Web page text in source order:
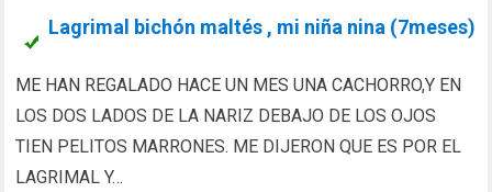
Lagrimal bichón maltés , mi niña nina (7meses)
ME HAN REGALADO HACE UN MES UNA CACHORRO,Y EN
LOS DOS LADOS DE LA NARIZ DEBAJO DE LOS OJOS
TIEN PELITOS MARRONES. ME DIJERON QUE ES POR EL
LAGRIMAL Y…